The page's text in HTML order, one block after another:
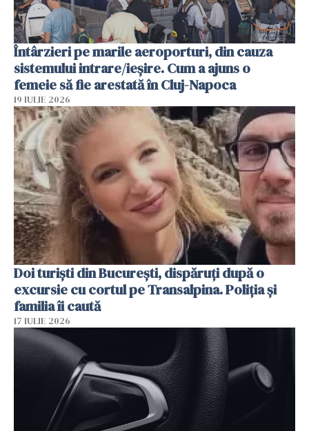
Întârzieri pe marile aeroporturi, din cauza
sistemului intrare/ieșire. Cum a ajuns o
femeie să fie arestată în Cluj-Napoca
19 IULIE 2026
Doi turiști din București, dispăruți după o
excursie cu cortul pe Transalpina. Poliția și
familia îi caută
17 IULIE 2026